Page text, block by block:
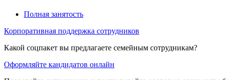
Полная занятость
Корпоративная поддержка сотрудников
Какой соцпакет вы предлагаете семейным сотрудникам?
Оформляйте кандидатов онлайн